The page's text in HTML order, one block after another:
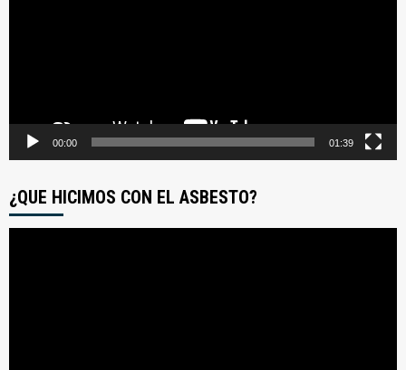
00:00 01:39
¿QUE HICIMOS CON EL ASBESTO?